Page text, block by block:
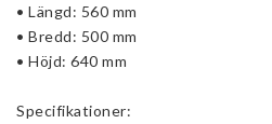
• Längd: 560 mm
• Bredd: 500 mm
• Höjd: 640 mm
Specifikationer: